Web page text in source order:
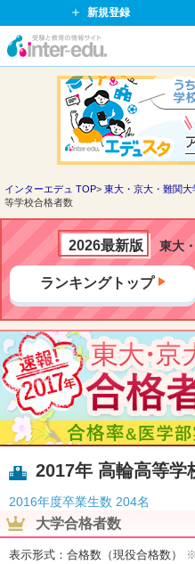
新規登録
イ
ド
ッ
ト
インターエデュ TOP 東大・京大・難関
等学校合格者数
2026最新版 東大
ランキングトップ
2017年 高輪高等学
2016年度卒業生数 204名
大学合格者数
表示形式：合格数（現役合格数）